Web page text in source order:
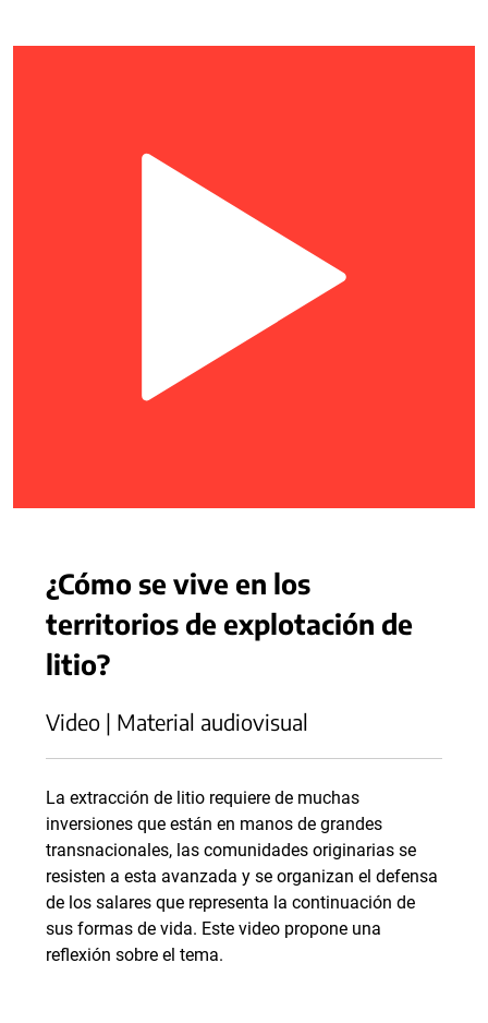
¿Cómo se vive en los
territorios de explotación de
litio?
Video | Material audiovisual
La extracción de litio requiere de muchas
inversiones que están en manos de grandes
transnacionales, las comunidades originarias se
resisten a esta avanzada y se organizan el defensa
de los salares que representa la continuación de
sus formas de vida. Este video propone una
reflexión sobre el tema.